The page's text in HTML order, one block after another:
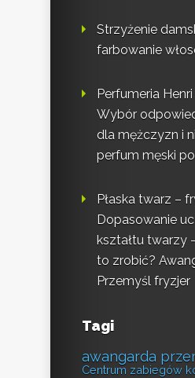
Strzyżenie
farbowanie
Perfumeria
Wybór
dla mężczyzn i
perfum męski
Płaska twarz –
Dopasowanie
kształtu twarzy
to zrobić?
Przemyśl fryzjer
Tagi
awangarda
Centrum zabiegów